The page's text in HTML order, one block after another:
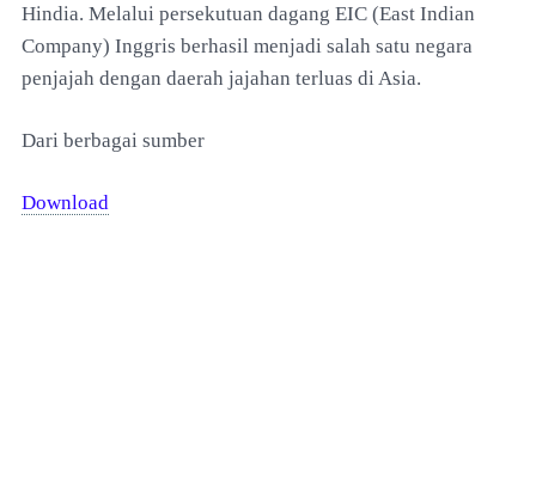
Hindia. Melalui persekutuan dagang EIC (East Indian
Company) Inggris berhasil menjadi salah satu negara
penjajah dengan daerah jajahan terluas di Asia.
Dari berbagai sumber
Download